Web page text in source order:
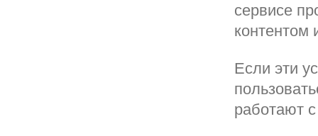
сервисе
контентом
Если эти
работают